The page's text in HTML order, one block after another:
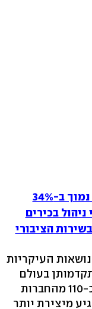
בכירים
הציבורי
העיקריות
בעולם
העבודה. בארגון מעלה, ארגון גג של כ-110 מהחברות
מיצירת יותר